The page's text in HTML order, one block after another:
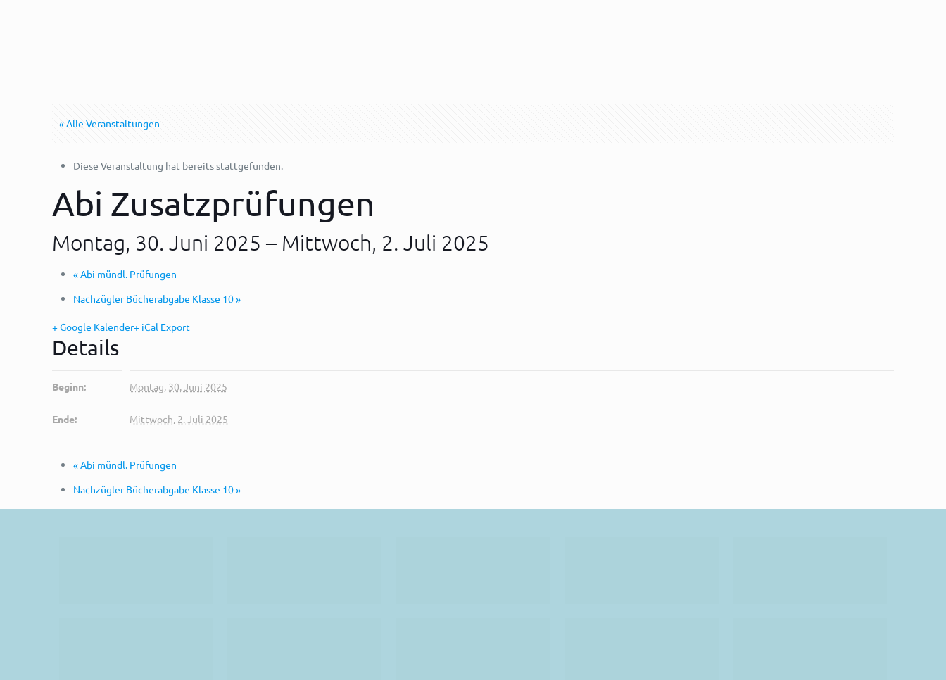
« Alle Veranstaltungen
Diese Veranstaltung hat bereits stattgefunden.
Abi Zusatzprüfungen
Montag, 30. Juni 2025 – Mittwoch, 2. Juli 2025
«Abi mündl. Prüfungen
Nachzügler Bücherabgabe Klasse 10»
+ Google Kalender+ iCal Export
Details
Beginn: Montag, 30. Juni 2025
Ende: Mittwoch, 2. Juli 2025
«Abi mündl. Prüfungen
Nachzügler Bücherabgabe Klasse 10»